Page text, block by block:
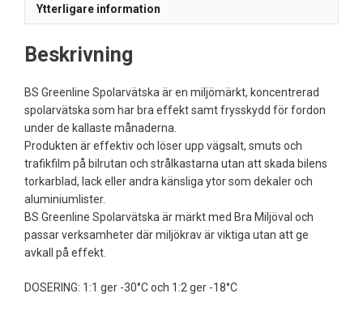
Ytterligare information
Beskrivning
BS Greenline Spolarvätska är en miljömärkt, koncentrerad
spolarvätska som har bra effekt samt frysskydd för fordon
under de kallaste månaderna.
Produkten är effektiv och löser upp vägsalt, smuts och
trafikfilm på bilrutan och strålkastarna utan att skada bilens
torkarblad, lack eller andra känsliga ytor som dekaler och
aluminiumlister.
BS Greenline Spolarvätska är märkt med Bra Miljöval och
passar verksamheter där miljökrav är viktiga utan att ge
avkall på effekt.
DOSERING: 1:1 ger -30°C och 1:2 ger -18°C